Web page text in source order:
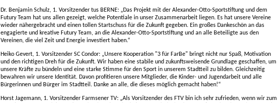
Dr. Benjamin Schulz, 1. Vorsitzender tus BERNE: „Das Projekt mit der Alexander-Otto-Sportstiftung und dem
Futury Team hat uns allen gezeigt, welche Potentiale in unser Zusammenarbeit liegen. Es hat unsere Vereine
wieder nähergebracht und einen tollen Startschuss für die Zukunft gegeben. Ein großes Dankeschön an das
engagierte und kreative Futury Team, an die Alexander-Otto-Sportstiftung und an alle Beteiligte aus den
Vereinen, die viel Zeit und Energie investiert haben.“
Heiko Gevert, 1. Vorsitzender SC Condor: „Unsere Kooperation "3 für FarBe" bringt nicht nur Spaß, Motivation
und den richtigen Dreh für die Zukunft. Wir haben eine stabile und zukunftsweisende Grundlage geschaffen, um
unsere Kräfte zu bündeln und eine starke Stimme für den Sport in unserem Stadtteil zu bilden. Gleichzeitig
bewahren wir unsere Identität. Davon profitieren unsere Mitglieder, die Kinder- und Jugendarbeit und alle
Bürgerinnen und Bürger im Stadtteil. Danke an alle, die dieses möglich gemacht haben!“
Horst Jagemann, 1. Vorsitzender Farmsener TV: „Als Vorsitzender des FTV bin ich sehr zufrieden, wenn wir zum